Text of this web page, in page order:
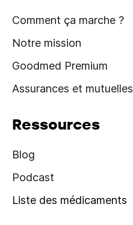
Comment ça marche ?
Notre mission
Goodmed Premium
Assurances et mutuelles
Ressources
Blog
Podcast
Liste des médicaments